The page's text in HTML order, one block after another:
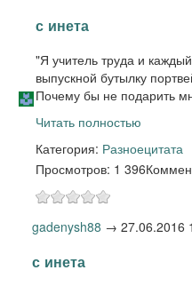
с инета
"Я учитель труда и
выпускной бутылку
Почему бы не подарить
Читать полностью
Категория: Разноецитата
Просмотров: 1 396
gadenysh88 → 27.06.2016
с инета